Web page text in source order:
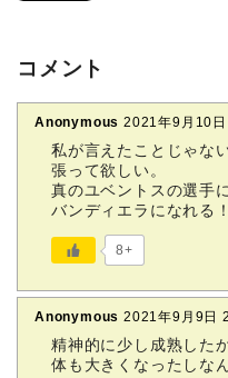
コメント
Anonymous 2021年9月10
私が言えたことじゃな
張って欲しい。
真のユベントスの選手
バンディエラになれる！
8+
Anonymous 2021年9月9日
精神的に少し成熟した
体も大きくなったしな